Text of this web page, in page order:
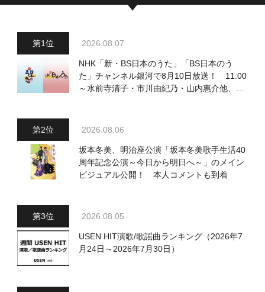
2026.08.07
NHK「新・BS日本のうた」「BS日本のう
た」チャンネル銀河で8月10日放送！ 11:00
～水前寺清子・市川由紀乃・山内惠介他、
2026.08.06
坂本冬美、明治座公演「坂本冬美歌手生活40
周年記念公演～今日から明日へ～」のメイン
ビジュアル公開！ 本人コメントも到着
2026.08.05
USEN HIT演歌/歌謡曲ランキング（2026年7
月24日～2026年7月30日）